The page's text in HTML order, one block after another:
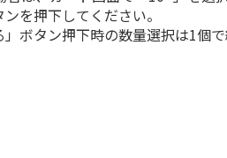
を押下してください。
ボタン押下時の数量選択は1個